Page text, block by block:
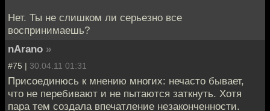
Нет. Ты не слишком ли серьезно все
воспринимаешь?
nArano »
#75 | 30.04.11 01:31
Присоединюсь к мнению многих: нечасто бывает,
что не перебивают и не пытаются заткнуть. Хотя
пара тем создала впечатление незаконченности.